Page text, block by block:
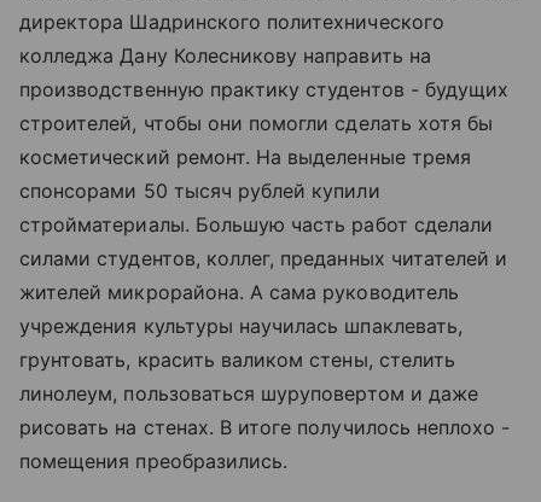
директора Шадринского политехнического
колледжа Дану Колесникову направить на
производственную практику студентов - будущих
строителей, чтобы они помогли сделать хотя бы
косметический ремонт. На выделенные тремя
спонсорами 50 тысяч рублей купили
стройматериалы. Большую часть работ сделали
силами студентов, коллег, преданных читателей и
жителей микрорайона. А сама руководитель
учреждения культуры научилась шпаклевать,
грунтовать, красить валиком стены, стелить
линолеум, пользоваться шуруповертом и даже
рисовать на стенах. В итоге получилось неплохо -
помещения преобразились.